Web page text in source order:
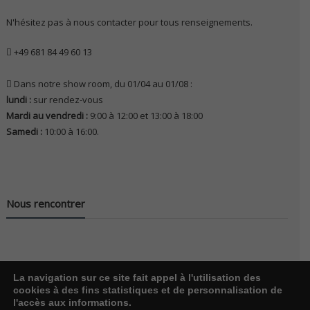
N'hésitez pas à nous contacter pour tous renseignements.
+49 681 84 49 60 13
Dans notre show room, du 01/04 au 01/08 :
lundi : sur rendez-vous
Mardi au vendredi : 9:00 à 12:00 et 13:00 à 18:00
Samedi : 10:00 à 16:00.
Nous rencontrer
La navigation sur ce site fait appel à l'utilisation des
cookies à des fins statistiques et de personnalisation de
l'accès aux informations.